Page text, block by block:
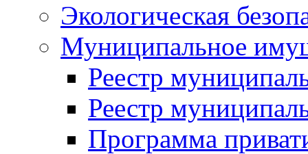
Экологическая
Муниципальное
Реестр
Реестр
Программа